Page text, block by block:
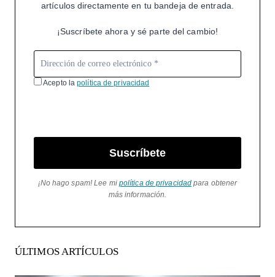
artículos directamente en tu bandeja de entrada.
¡Suscríbete ahora y sé parte del cambio!
Acepto lapolítica de privacidad
Suscríbete
¡No hago spam! Lee mi política de privacidad para obtener
más información.
ÚLTIMOS ARTÍCULOS